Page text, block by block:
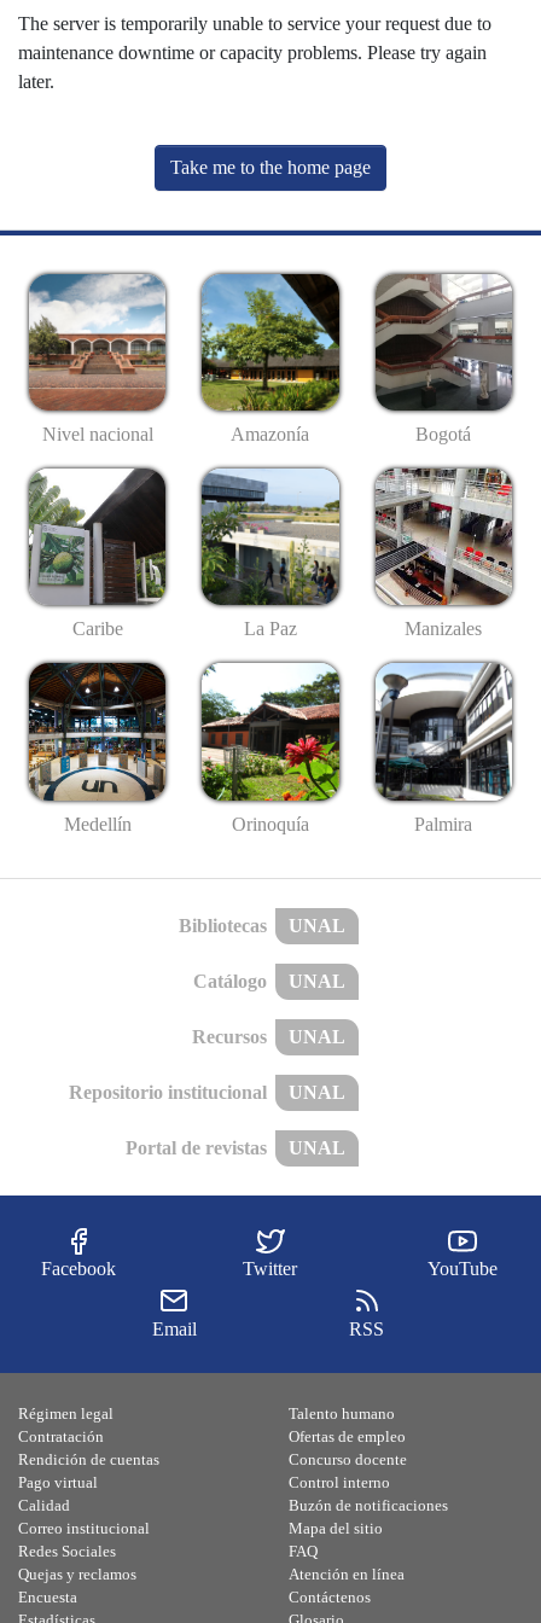
The server is temporarily unable to service your request due to
maintenance downtime or capacity problems. Please try again
later.
Take me to the home page
Nivel nacional Amazonía Bogotá
Caribe La Paz Manizales
Medellín Orinoquía Palmira
Bibliotecas UNAL
Catálogo UNAL
Recursos UNAL
Repositorio institucional UNAL
Portal de revistas UNAL
Facebook Twitter YouTube
Email RSS
Régimen legal
Contratación
Rendición de cuentas
Pago virtual
Calidad
Talento humano
Ofertas de empleo
Concurso docente
Control interno
Buzón de notificaciones
Correo institucional
Redes Sociales
Quejas y reclamos
Encuesta
Mapa del sitio
FAQ
Atención en línea
Contáctenos